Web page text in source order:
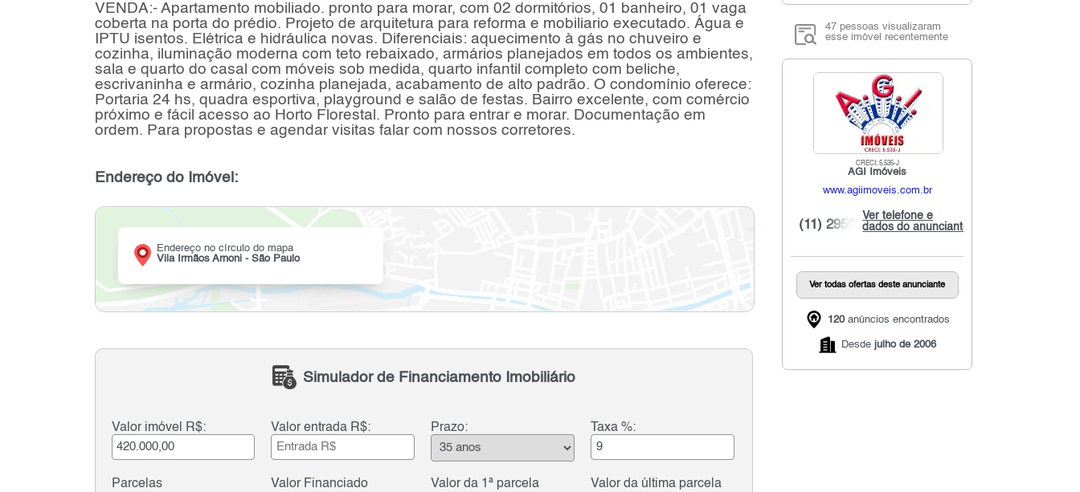
VENDA:- Apartamento mobiliado. pronto para morar, com 02 dormitórios, 01 banheiro, 01 vaga
coberta na porta do prédio. Projeto de arquitetura para reforma e mobiliario executado. Água e
IPTU isentos. Elétrica e hidráulica novas. Diferenciais: aquecimento à gás no chuveiro e
cozinha, iluminação moderna com teto rebaixado, armários planejados em todos os ambientes,
sala e quarto do casal com móveis sob medida, quarto infantil completo com beliche,
escrivaninha e armário, cozinha planejada, acabamento de alto padrão. O condomínio oferece:
Portaria 24 hs, quadra esportiva, playground e salão de festas. Bairro excelente, com comércio
próximo e fácil acesso ao Horto Florestal. Pronto para entrar e morar. Documentação em
ordem. Para propostas e agendar visitas falar com nossos corretores.
Endereço do Imóvel:
Endereço no círculo do mapa
Vila Irmãos Arnoni - São Paulo
Simulador de Financiamento Imobiliário
Valor imóvel R$: Valor entrada R$: Prazo: Taxa %:
Parcelas Valor Financiado Valor da 1ª parcela Valor da última parcela
47 pessoas visualizaram
esse imóvel recentemente
CRECI: 5.535-J
AGI Imóveis
www.agiimoveis.com.br
Ver telefone e
dados do anunciante
(11) 2950...
Ver todas ofertas deste anunciante
120anúncios encontrados
Desde julho de 2006